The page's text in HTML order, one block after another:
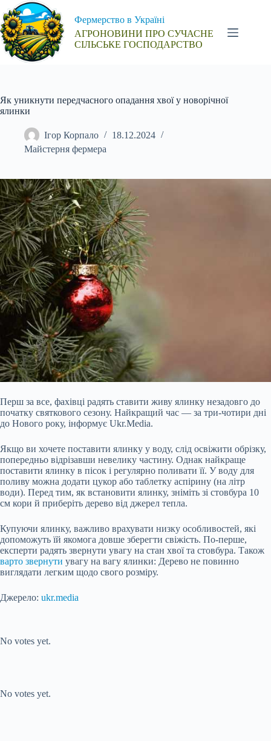
Перейти
до
вмісту
Фермерство в Україні
АГРОНОВИНИ ПРО СУЧАСНЕ
СІЛЬСЬКЕ ГОСПОДАРСТВО
Як уникнути передчасного опадання хвої у новорічної
ялинки
Ігор Корпало
18.12.2024
Майстерня фермера
Перш за все, фахівці радять ставити живу ялинку незадовго до
початку святкового сезону. Найкращий час — за три-чотири дні
до Нового року, інформує Ukr.Media.
Якщо ви хочете поставити ялинку у воду, слід освіжити обрізку,
попередньо відрізавши невелику частину. Однак найкраще
поставити ялинку в пісок і регулярно поливати її. У воду для
поливу можна додати цукор або таблетку аспірину (на літр
води). Перед тим, як встановити ялинку, зніміть зі стовбура 10
см кори й приберіть дерево від джерел тепла.
Купуючи ялинку, важливо врахувати низку особливостей, які
допоможуть їй якомога довше зберегти свіжість. По-перше,
експерти радять звернути увагу на стан хвої та стовбура. Також
варто звернути увагу на вагу ялинки: Дерево не повинно
виглядати легким щодо свого розміру.
Джерело: ukr.media
No votes yet.
No votes yet.